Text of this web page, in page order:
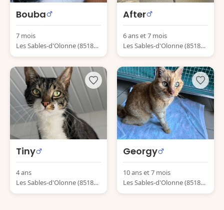
Bouba
7 mois
Les Sables-d'Olonne (85180)
France
After
6 ans et 7 mois
Les Sables-d'Olonne (85180)
France
Tiny
4 ans
Les Sables-d'Olonne (85180)
France
Georgy
10 ans et 7 mois
Les Sables-d'Olonne (85180)
France